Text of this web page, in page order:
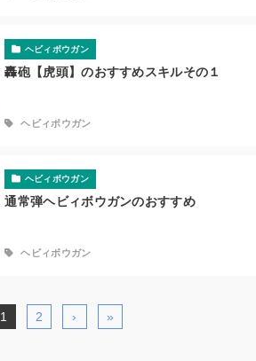
ヘビィボウガン
轟砲【虎頭】のおすすめスキルその１
ヘビィボウガン
ヘビィボウガン
通常弾ヘビィボウガンのおすすめ
ヘビィボウガン
1 2 › »